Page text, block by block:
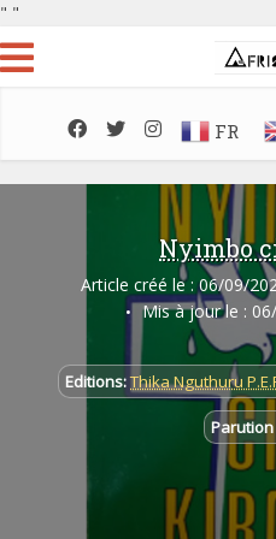
" "
FR
Nyimbo
Article créé le : 06/09/
Mis à jour le :
Editions:Thika Nguthuru
Parution